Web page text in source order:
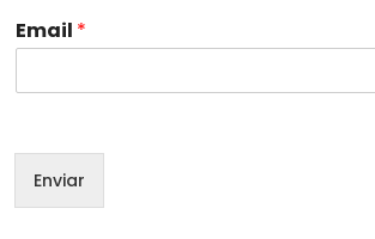
*
Email *
Enviar